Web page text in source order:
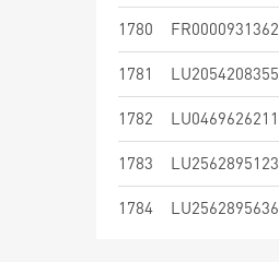
1780 FR0000931362
1781 LU2054208355
1782 LU0469626211
1783 LU2562895123
1784 LU2562895636